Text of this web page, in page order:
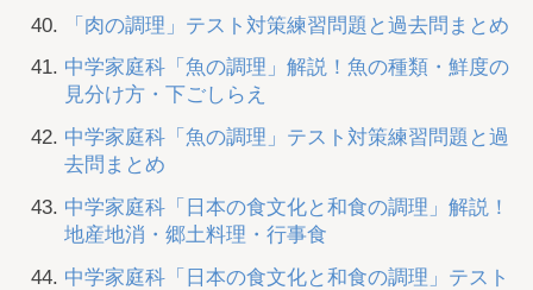
「肉の調理」テスト対策練習問題と過去問まとめ
中学家庭科「魚の調理」解説！魚の種類・鮮度の
見分け方・下ごしらえ
中学家庭科「魚の調理」テスト対策練習問題と過
去問まとめ
中学家庭科「日本の食文化と和食の調理」解説！
地産地消・郷土料理・行事食
中学家庭科「日本の食文化と和食の調理」テスト